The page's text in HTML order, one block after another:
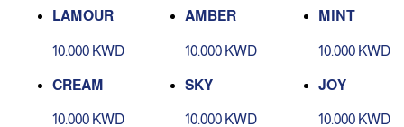
LAMOUR
10.000 KWD
AMBER
10.000 KWD
MINT
10.000 KWD
CREAM
10.000 KWD
SKY
10.000 KWD
JOY
10.000 KWD